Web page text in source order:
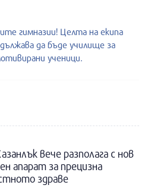
гимназии! Целта на екипа
да бъде училище за
ученици.
вече разполага с нов
апарат за прецизна
здраве